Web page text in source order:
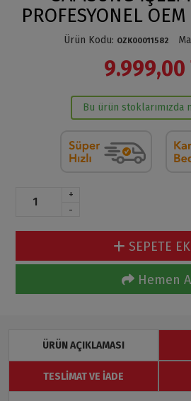
PROFESYONEL
Ürün Kodu: OZK00011582
9.999,00
Bu ürün stoklarımızda
+
-
SEPETE
Hemen
ÜRÜN AÇIKLAMASI
TESLIMAT VE İADE